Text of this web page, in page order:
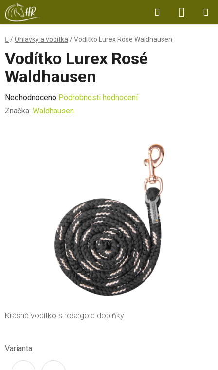
Přejít
na
obsah
Hledat
KOŠÍK
Domů
/Ohlávky a vodítka /Vodítko Lurex Rosé Waldhausen
Krásné vodítko s rosegold doplňky
Varianta:
Vodítko Lurex Rosé
Waldhausen
Průměrné
hodnocení
Neohodnoceno Podrobnosti hodnocení
Značka: Waldhausen